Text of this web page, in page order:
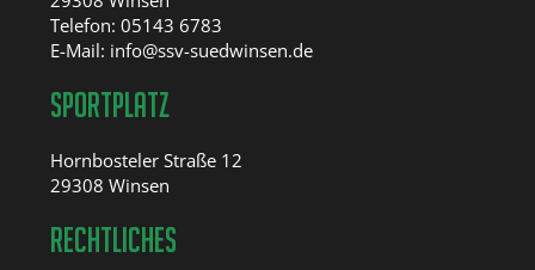
Telefon: 05143 6783
E-Mail: info@ssv-suedwinsen.de
Sportplatz
Hornbosteler Straße 12
29308 Winsen
Rechtliches